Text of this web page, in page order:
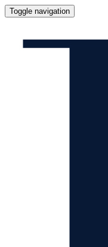
Toggle navigation